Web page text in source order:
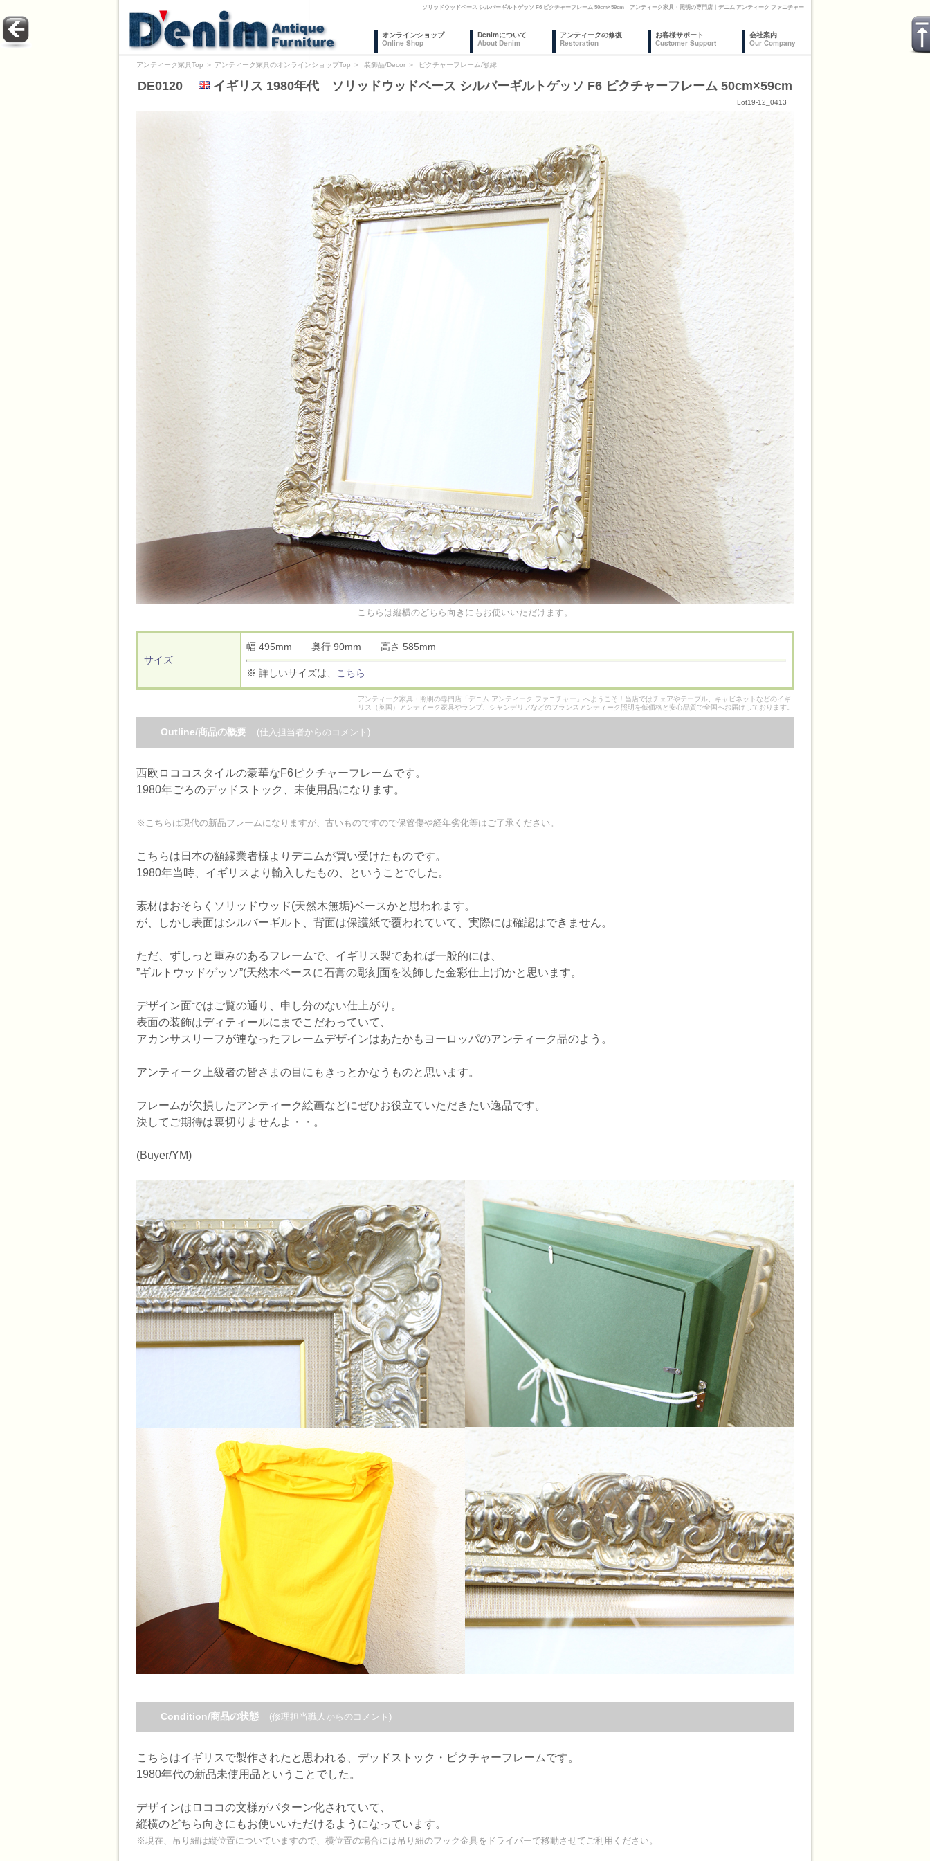
ソリッドウッドベース シルバーギルトゲッソ F6 ピクチャーフレーム 50cm×59cm アンティーク家具・照明の専門店｜デニム アンティーク ファニチャー
オンラインショップ
Online Shop
Denimについて
About Denim
アンティークの修復
Restoration
お客様サポート
Customer Support
会社案内
Our Company
アンティーク家具Top ＞ アンティーク家具のオンラインショップTop ＞ 装飾品/Decor ＞ ピクチャーフレーム/額縁
DE0120 イギリス 1980年代 ソリッドウッドベース シルバーギルトゲッソ F6 ピクチャーフレーム 50cm×59cm
Lot19-12_0413
こちらは縦横のどちら向きにもお使いいただけます。
サイズ
幅 495mm 奥行 90mm 高さ 585mm
※ 詳しいサイズは、 こちら
アンティーク家具・照明の専門店「デニム アンティーク ファニチャー」へようこそ！当店ではチェアやテーブル、キャビネットなどのイギ
リス（英国）アンティーク家具やランプ、シャンデリアなどのフランスアンティーク照明を低価格と安心品質で全国へお届けしております。
Outline/商品の概要 (仕入担当者からのコメント)
西欧ロココスタイルの豪華なF6ピクチャーフレームです。
1980年ごろのデッドストック、未使用品になります。
※こちらは現代の新品フレームになりますが、古いものですので保管傷や経年劣化等はご了承ください。
こちらは日本の額縁業者様よりデニムが買い受けたものです。
1980年当時、イギリスより輸入したもの、ということでした。
素材はおそらくソリッドウッド(天然木無垢)ベースかと思われます。
が、しかし表面はシルバーギルト、背面は保護紙で覆われていて、実際には確認はできません。
ただ、ずしっと重みのあるフレームで、イギリス製であれば一般的には、
”ギルトウッドゲッソ”(天然木ベースに石膏の彫刻面を装飾した金彩仕上げ)かと思います。
デザイン面ではご覧の通り、申し分のない仕上がり。
表面の装飾はディティールにまでこだわっていて、
アカンサスリーフが連なったフレームデザインはあたかもヨーロッパのアンティーク品のよう。
アンティーク上級者の皆さまの目にもきっとかなうものと思います。
フレームが欠損したアンティーク絵画などにぜひお役立ていただきたい逸品です。
決してご期待は裏切りませんよ・・。
(Buyer/YM)
Condition/商品の状態 (修理担当職人からのコメント)
こちらはイギリスで製作されたと思われる、デッドストック・ピクチャーフレームです。
1980年代の新品未使用品ということでした。
デザインはロココの文様がパターン化されていて、
縦横のどちら向きにもお使いいただけるようになっています。
※現在、吊り紐は縦位置についていますので、横位置の場合には吊り紐のフック金具をドライバーで移動させてご利用ください。